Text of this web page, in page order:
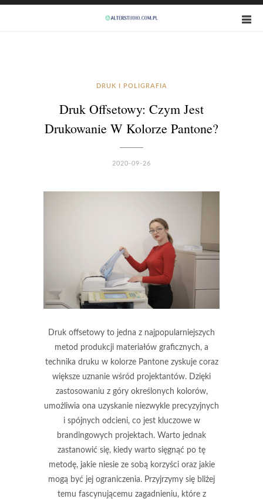
DRUK I POLIGRAFIA
Druk Offsetowy: Czym Jest
Drukowanie W Kolorze Pantone?
2020-09-26
Druk offsetowy to jedna z najpopularniejszych
metod produkcji materiałów graficznych, a
technika druku w kolorze Pantone zyskuje coraz
większe uznanie wśród projektantów. Dzięki
zastosowaniu z góry określonych kolorów,
umożliwia ona uzyskanie niezwykle precyzyjnych
i spójnych odcieni, co jest kluczowe w
brandingowych projektach. Warto jednak
zastanowić się, kiedy warto sięgnąć po tę
metodę, jakie niesie ze sobą korzyści oraz jakie
mogą być jej ograniczenia. Przyjrzymy się bliżej
temu fascynującemu zagadnieniu, które z